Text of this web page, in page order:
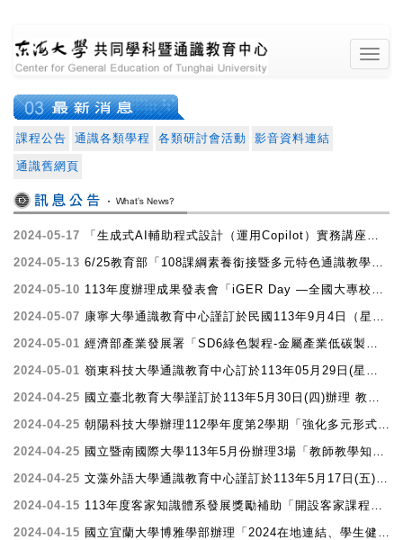
東海大學共同學
科暨通識教育中
心
最新消息
課程公告 通識各類學程 各類研討會活動 影音資料連結
通識舊網頁
2024-05-17
「生成式AI輔助程式設計（運用Copilot）實務講座」，請踴躍報名參加。
2024-05-13 6/25教育部「108課綱素養銜接暨多元特色通識教學研討會」，歡迎教師報名參與！
2024-05-10 113年度辦理成果發表會「iGER Day —全國大專校院通識教育虛擬成果展」徵件
2024-05-07 康寧大學通識教育中心謹訂於民國113年9月4日（星期三）舉辦「第十七屆康寧全人教育學術研討會--通識教育暨健康人文素養」，敬請踴躍投稿。
2024-05-01 經濟部產業發展署「SD6綠色製程-金屬產業低碳製程技術服務機構服務能量登錄」說明會，歡迎師生踴躍報名參加。
2024-05-01 嶺東科技大學通識教育中心訂於113年05月29日(星期三)暨113年05月31日(星期五)舉辦「112學年度第二學期學群SDGs × 教學實踐研究計畫教案發表研討會」，敬邀教師踴躍報名參加。
2024-04-25 國立臺北教育大學謹訂於113年5月30日(四)辦理 教學實踐研究計畫北區基地「教學理念驅動之 STEAM師培實踐—教學升等歷程分享」，敬邀教師踴躍報名參加。
2024-04-25 朝陽科技大學辦理112學年度第2學期「強化多元形式之教師研習系列活動報名一覽表」，請惠教師踴躍報名參加。
2024-04-25 國立暨南國際大學113年5月份辦理3場「教師教學知能系列活動」，歡迎教師踴躍報名參加。
2024-04-25 文藻外語大學通識教育中心謹訂於113年5月17日(五)舉辦2024通識教育教學實務「AI時代與山道猴子並存的教學環境與策略」研習會，歡迎教師踴躍報名參加。
2024-04-15 113年度客家知識體系發展獎勵補助「開設客家課程計畫」
2024-04-15 國立宜蘭大學博雅學部辦理「2024在地連結、學生健康促進暨通識創新教學實踐學術研討會」報名資訊